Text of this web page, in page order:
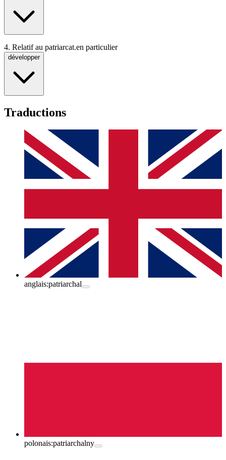
4. Relatif au patriarcat.en particulier
développer
Traductions
anglais:patriarchal
polonais:patriarchalny